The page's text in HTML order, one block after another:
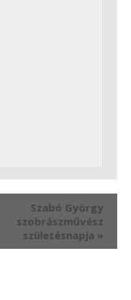
Szabó György
szobrászművész
születésnapja »